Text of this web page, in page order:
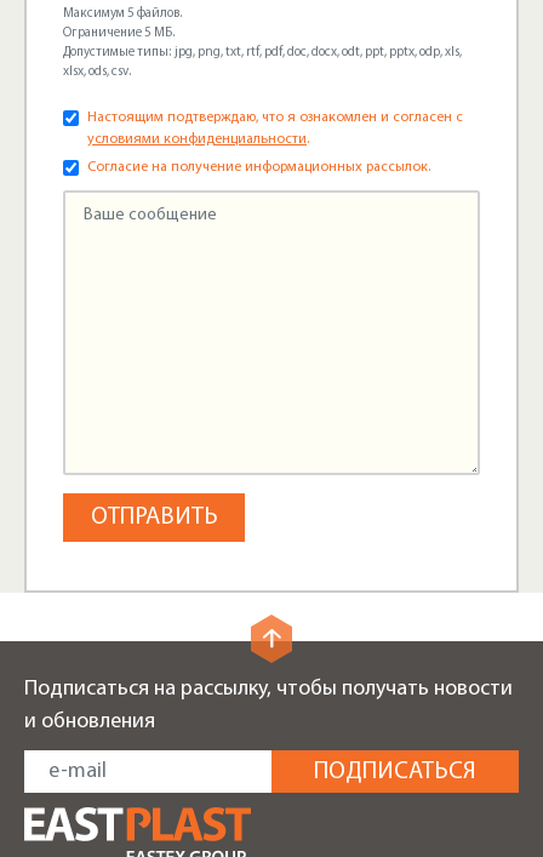
Максимум 5 файлов.
Ограничение 5 МБ.
Допустимые типы: jpg, png, txt, rtf, pdf, doc, docx, odt, ppt, pptx, odp, xls,
xlsx, ods, csv.
Настоящим подтверждаю, что я ознакомлен и согласен с
условиями конфиденциальности.
Согласие на получение информационных рассылок.
Подписаться на рассылку, чтобы получать новости
и обновления